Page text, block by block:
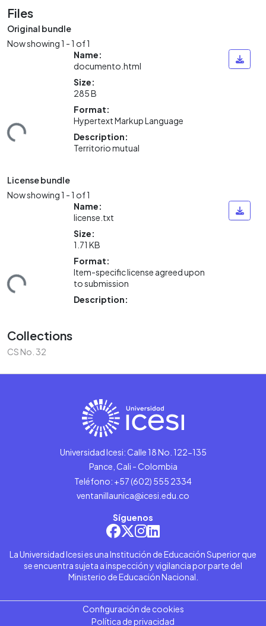
Files
Original bundle
Now showing1 - 1 of 1
Name:
documento.html
Size:
285 B
Format:
Hypertext Markup Language
Description:
Territorio mutual
License bundle
Now showing1 - 1 of 1
Name:
license.txt
Size:
1.71 KB
Format:
Item-specific license agreed upon
to submission
Description:
Collections
CS No. 32
Universidad Icesi: Calle 18 No. 122-135
Pance, Cali - Colombia
Teléfono: +57 (602) 555 2334
ventanillaunica@icesi.edu.co
Síguenos
La Universidad Icesi es una Institución de Educación Superior que
se encuentra sujeta a inspección y vigilancia por parte del
Ministerio de Educación Nacional.
Configuración de cookies
Política de privacidad